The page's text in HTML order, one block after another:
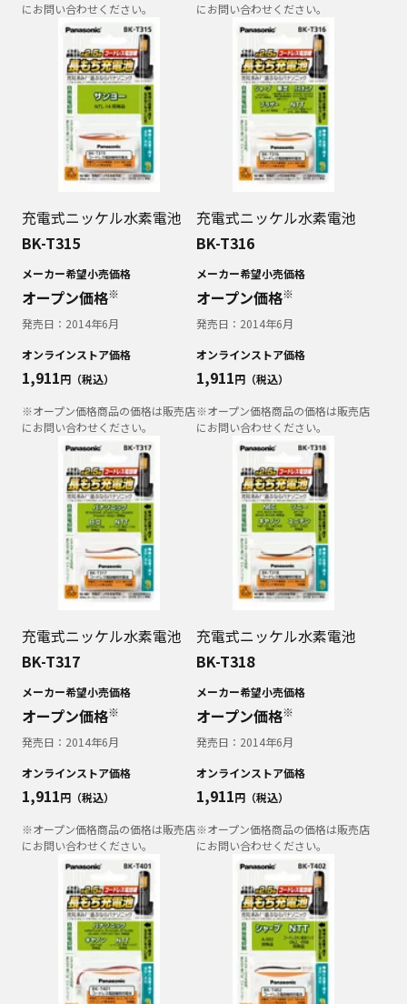
にお問い合わせください。
にお問い合わせください。
充電式ニッケル水素電池
BK-T315
メーカー希望小売価格
オープン価格※
発売日： 2014年6月
オンラインストア価格
1,911円（税込）
※オープン価格商品の価格は販売店
にお問い合わせください。
充電式ニッケル水素電池
BK-T316
メーカー希望小売価格
オープン価格※
発売日： 2014年6月
オンラインストア価格
1,911円（税込）
※オープン価格商品の価格は販売店
にお問い合わせください。
充電式ニッケル水素電池
BK-T317
メーカー希望小売価格
オープン価格※
発売日： 2014年6月
オンラインストア価格
1,911円（税込）
※オープン価格商品の価格は販売店
にお問い合わせください。
充電式ニッケル水素電池
BK-T318
メーカー希望小売価格
オープン価格※
発売日： 2014年6月
オンラインストア価格
1,911円（税込）
※オープン価格商品の価格は販売店
にお問い合わせください。